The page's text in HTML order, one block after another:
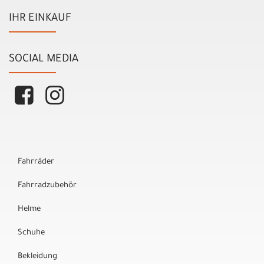
IHR EINKAUF
SOCIAL MEDIA
Fahrräder
Fahrradzubehör
Helme
Schuhe
Bekleidung